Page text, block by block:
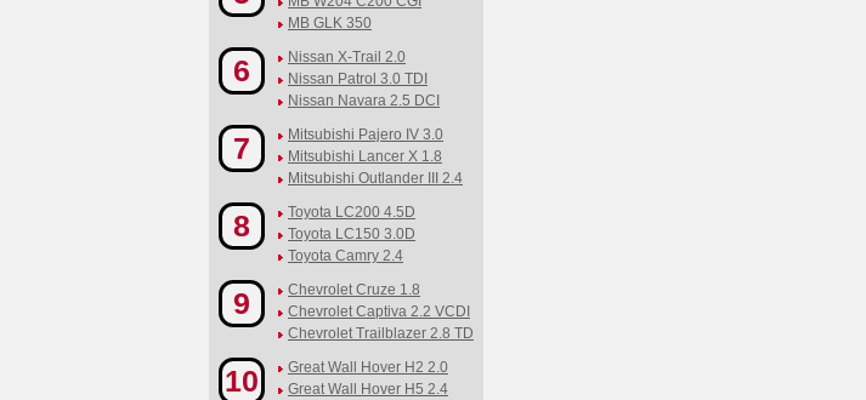
MB GLK 350
6
Nissan X-Trail 2.0
Nissan Patrol 3.0 TDI
Nissan Navara 2.5 DCI
7
Mitsubishi Pajero IV 3.0
Mitsubishi Lancer X 1.8
Mitsubishi Outlander III 2.4
8
Toyota LC200 4.5D
Toyota LC150 3.0D
Toyota Camry 2.4
9
Chevrolet Cruze 1.8
Chevrolet Captiva 2.2 VCDI
Chevrolet Trailblazer 2.8 TD
10
Great Wall Hover H2 2.0
Great Wall Hover H5 2.4